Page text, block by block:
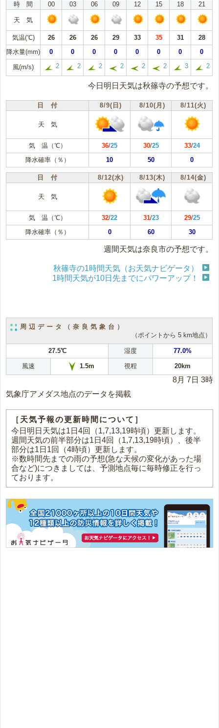
時 間
00 03 06 09 12 15 18 21
天 気
気温(℃) 26 26 26 29 33 35 31
28
降水量(mm)
0 0 0 0 0 0 0 0
風(m/s) 2 2 2 2 2 2 3 2
今日明日天気は秋篠寺の予想です。
日 付 8/9(日) 8/10(月) 8/11(火)
天 気
気 温（℃） 36/25 30/25 33/24
降水確率（％）
10 50 0
日 付 8/12(水) 8/13(木) 8/14(金)
天 気
気 温（℃） 32/22 31/23 29/25
降水確率（％）
0 60 30
週間天気は奈良市の予想です。
秋篠寺の1時間天気（お天気ナビゲータ）
1時間天気が10日先までにパワーアップ！
周辺データ（奈良気象台）
（ポイントから 5 km地点）
27.5℃ 湿度 77.0%
風速 1.5m 視程 20km
8月 7日 3時
気象庁アメダス地点のデータを掲載
［天気予報の更新時間について］
今日明日天気は1日4回（1,7,13,19時頃）更新します。
週間天気の前半部分は1日4回（1,7,13,19時頃）、後半
部分は1日1回（4時頃）更新します。
※数時間先までの雨の予想(急な天候の変化があった場
合など)につきましては、予測地点毎に毎時修正を行っ
ております。